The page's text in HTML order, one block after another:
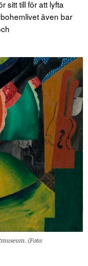
sitt till för att lyfta
även bar
(Foto: